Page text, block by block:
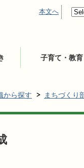
本文へ
子育て・教育
から探す まちづくり